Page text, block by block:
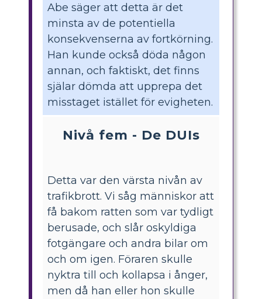
Abe säger att detta är det
minsta av de potentiella
konsekvenserna av fortkörning.
Han kunde också döda någon
annan, och faktiskt, det finns
själar dömda att upprepa det
misstaget istället för evigheten.
Nivå fem - De DUIs
Detta var den värsta nivån av
trafikbrott. Vi såg människor att
få bakom ratten som var tydligt
berusade, och slår oskyldiga
fotgängare och andra bilar om
och om igen. Föraren skulle
nyktra till och kollapsa i ånger,
men då han eller hon skulle